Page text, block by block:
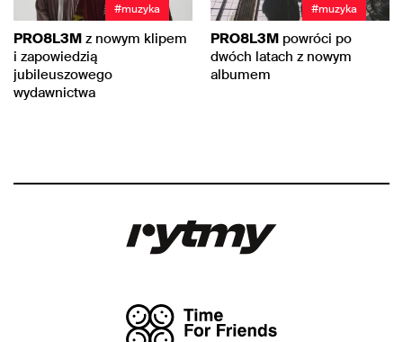
#muzyka
PRO8L3M z nowym klipem
i zapowiedzią
jubileuszowego
wydawnictwa
#muzyka
PRO8L3M powróci po
dwóch latach z nowym
albumem